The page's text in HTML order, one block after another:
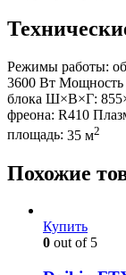
Режимы работы:
3600 Вт Мощность
блока Ш×В×Г:
фреона: R410
площадь: 35 м2
Похожие
Купить
0 out of 5